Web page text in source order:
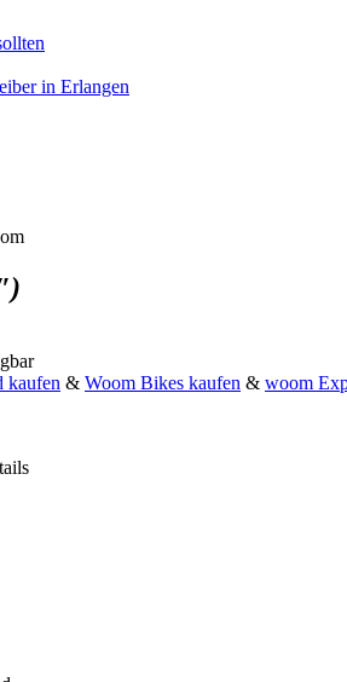
in Erlangen
kaufen & Woom Bikes kaufen & woom